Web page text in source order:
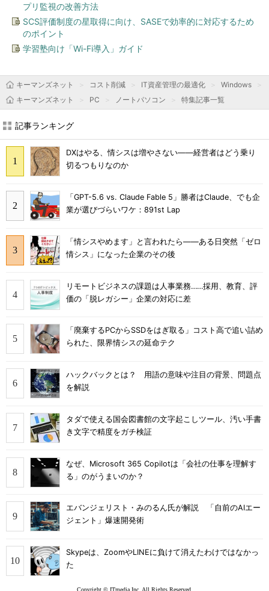
プリ監視の改善方法
SCS評価制度の星取得に向け、SASEで効率的に対応するため
のポイント
学習塾向け「Wi-Fi導入」ガイド
キーマンズネット コスト削減 IT資産管理の最適化 Windows
キーマンズネット
PC ノートパソコン 特集記事一覧
記事ランキング
DXはやる、情シスは増やさない――経営者はどう乗り
切るつもりなのか
「GPT-5.6 vs. Claude Fable 5」勝者はClaude、でも企
業が選びづらいワケ：891st Lap
「情シスやめます」と言われたら――ある日突然「ゼロ
情シス」になった企業のその後
リモートビジネスの課題は人事業務……採用、教育、評
価の「脱レガシー」企業の対応に差
「廃棄するPCからSSDをはぎ取る」コスト高で追い詰め
られた、限界情シスの延命テク
ハックバックとは？ 用語の意味や注目の背景、問題点
を解説
タダで使える国会図書館の文字起こしツール、汚い手書
き文字で精度をガチ検証
なぜ、Microsoft 365 Copilotは「会社の仕事を理解す
る」のがうまいのか？
エバンジェリスト・みのるん氏が解説 「自前のAIエー
ジェント」爆速開発術
Skypeは、ZoomやLINEに負けて消えたわけではなかっ
た
Copyright © ITmedia Inc. All Rights Reserved.